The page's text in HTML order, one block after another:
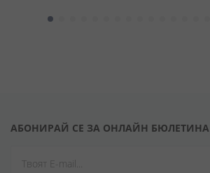
АБОНИРАЙ СЕ ЗА ОНЛАЙН